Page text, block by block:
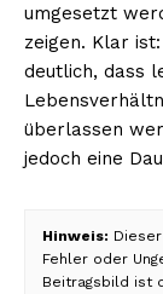
umgesetzt
zeigen. Klar
deutlich, dass
überlassen
jedoch eine
Hinweis:
Fehler oder
Beitragsbild ist